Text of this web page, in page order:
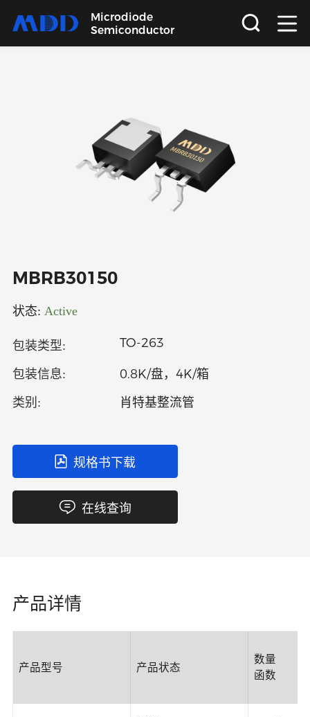
Microdiode
Semiconductor
关于
语言
MBRB30150
状态: Active
包装类型: TO-263
包装信息: 0.8K/盘，4K/箱
类别: 肖特基整流管
规格书下载
在线查询
产品详情
产品型号 产品状态
数量
函数